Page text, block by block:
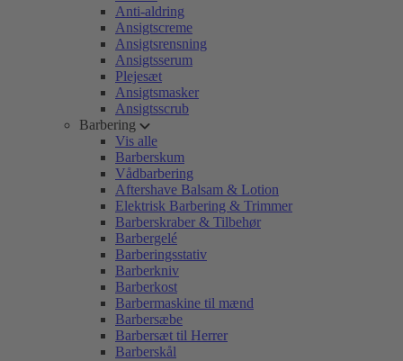
Anti-aldring
Ansigtscreme
Ansigtsrensning
Ansigtsserum
Plejesæt
Ansigtsmasker
Ansigtsscrub
Barbering
Vis alle
Barberskum
Vådbarbering
Aftershave Balsam & Lotion
Elektrisk Barbering & Trimmer
Barberskraber & Tilbehør
Barbergelé
Barberingsstativ
Barberkniv
Barberkost
Barbermaskine til mænd
Barbersæbe
Barbersæt til Herrer
Barberskål